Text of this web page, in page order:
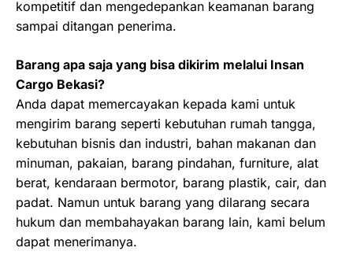
kompetitif dan mengedepankan keamanan barang
sampai ditangan penerima.
Barang apa saja yang bisa dikirim melalui Insan
Cargo Bekasi?
Anda dapat memercayakan kepada kami untuk
mengirim barang seperti kebutuhan rumah tangga,
kebutuhan bisnis dan industri, bahan makanan dan
minuman, pakaian, barang pindahan, furniture, alat
berat, kendaraan bermotor, barang plastik, cair, dan
padat. Namun untuk barang yang dilarang secara
hukum dan membahayakan barang lain, kami belum
dapat menerimanya.